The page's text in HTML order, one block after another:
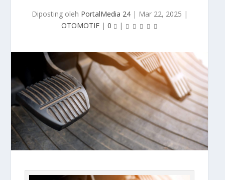
Diposting oleh PortalMedia 24| Mar 22, 2025 |
OTOMOTIF| 0 |